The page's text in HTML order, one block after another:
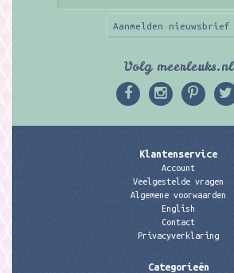
Aanmelden nieuwsbrief
Volg meerleuks.nl
Klantenservice
Account
Veelgestelde vragen
Algemene voorwaarden
English
Contact
Privacyverklaring
Categorieën